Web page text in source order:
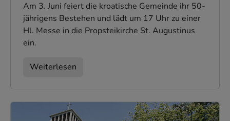
Am 3. Juni feiert die kroatische Gemeinde ihr 50-
jährigens Bestehen und lädt um 17 Uhr zu einer
Hl. Messe in die Propsteikirche St. Augustinus
ein.
Weiterlesen